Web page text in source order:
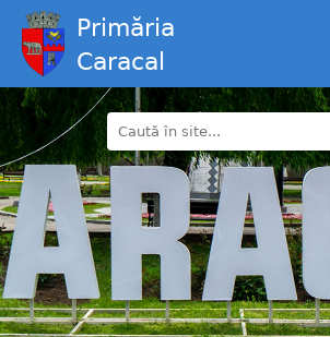
Primăria
Caracal